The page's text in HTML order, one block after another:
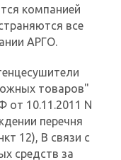
компанией
все
АРГО.
товаров"
от 10.11.2011 N
перечня
12), В связи с
средств за